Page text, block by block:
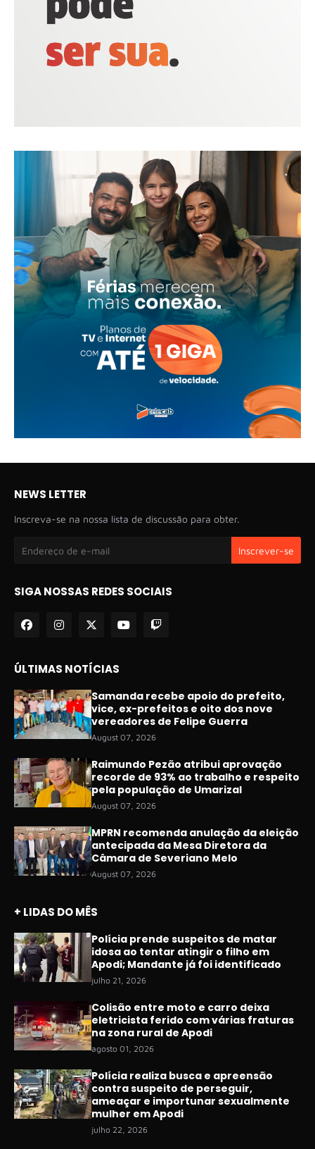
NEWS LETTER
Inscreva-se na nossa lista de discussão para obter.
SIGA NOSSAS REDES SOCIAIS
ÚLTIMAS NOTÍCIAS
Samanda recebe apoio do prefeito,
vice, ex-prefeitos e oito dos nove
vereadores de Felipe Guerra
August 07, 2026
Raimundo Pezão atribui aprovação
recorde de 93% ao trabalho e respeito
pela população de Umarizal
August 07, 2026
MPRN recomenda anulação da eleição
antecipada da Mesa Diretora da
Câmara de Severiano Melo
August 07, 2026
+ LIDAS DO MÊS
Polícia prende suspeitos de matar
idosa ao tentar atingir o filho em
Apodi; Mandante já foi identificado
julho 21, 2026
Colisão entre moto e carro deixa
eletricista ferido com várias fraturas
na zona rural de Apodi
agosto 01, 2026
Polícia realiza busca e apreensão
contra suspeito de perseguir,
ameaçar e importunar sexualmente
mulher em Apodi
julho 22, 2026